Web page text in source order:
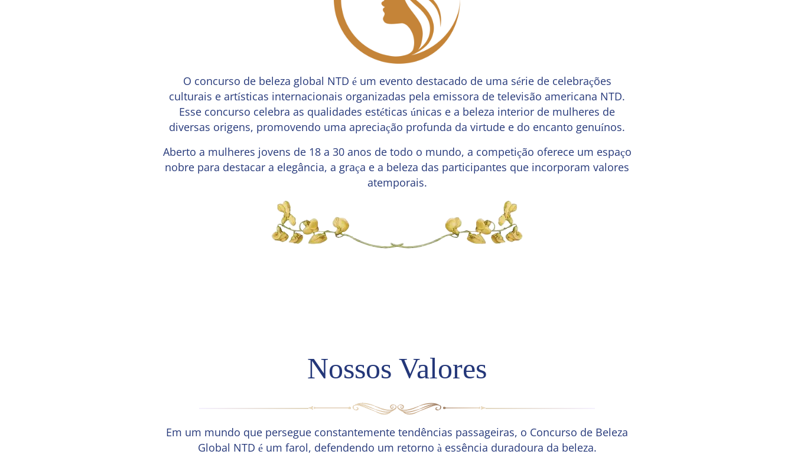
O concurso de beleza global NTD é um evento destacado de uma série de celebrações
culturais e artísticas internacionais organizadas pela emissora de televisão americana NTD.
Esse concurso celebra as qualidades estéticas únicas e a beleza interior de mulheres de
diversas origens, promovendo uma apreciação profunda da virtude e do encanto genuínos.
Aberto a mulheres jovens de 18 a 30 anos de todo o mundo, a competição oferece um espaço
nobre para destacar a elegância, a graça e a beleza das participantes que incorporam valores
atemporais.
Nossos Valores
Em um mundo que persegue constantemente tendências passageiras, o Concurso de Beleza
Global NTD é um farol, defendendo um retorno à essência duradoura da beleza.